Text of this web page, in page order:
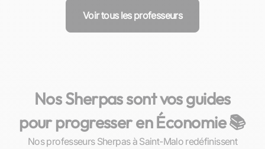
Voir tous les professeurs
Nos Sherpas sont vos guides
pour progresser en Économie 📚
Nos professeurs Sherpas à Saint-Malo redéfinissent